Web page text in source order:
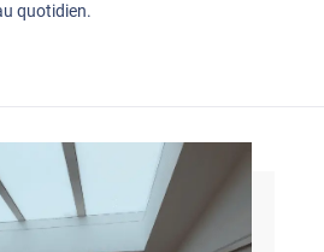
quotidien.